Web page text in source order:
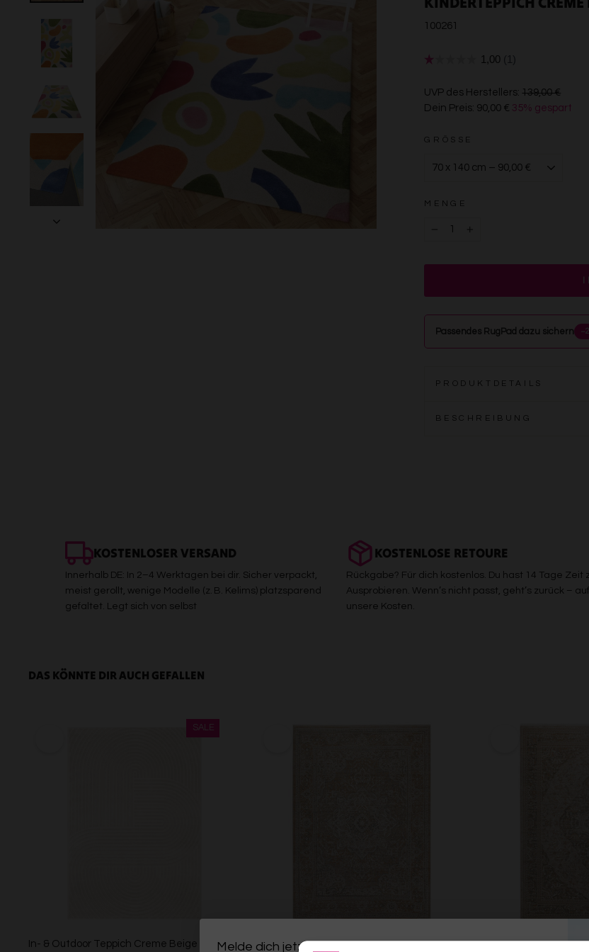
100261
UVP des Herstellers: 139,00 €
Dein Preis: 90,00 € 35% gespart
GRÖSSE
MENGE
Passendes RugPad dazu sichern
PRODUKTDETAILS
BESCHREIBUNG
KOSTENLOSER VERSAND
Innerhalb DE: In 2–4 Werktagen bei dir. Sicher verpackt,
meist gerollt, wenige Modelle (z. B. Kelims) platzsparend
gefaltet. Legt sich von selbst
KOSTENLOSE RETOURE
Rückgabe? Für dich kostenlos. Du hast 14 Tage Zeit
Ausprobieren. Wenn’s nicht passt, geht’s zurück – auf
unsere Kosten.
DAS KÖNNTE DIR AUCH GEFALLEN
In- & Outdoor Teppich Creme Beige
Esprit Kurzflorteppich Braun Beige "Vintage
Esprit Kurzflorteppich
Melde dich jetzt für unseren Newsletter an und sichere dir